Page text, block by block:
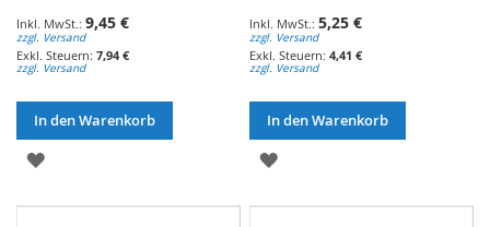
9,45 €
zzgl. Versand
7,94 €
zzgl. Versand
In den Warenkorb
ZUR
5,25 €
zzgl. Versand
4,41 €
zzgl. Versand
In den Warenkorb
ZUR